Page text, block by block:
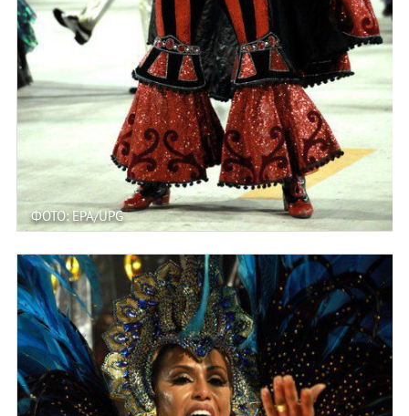
ФОТО: EPA/UPG